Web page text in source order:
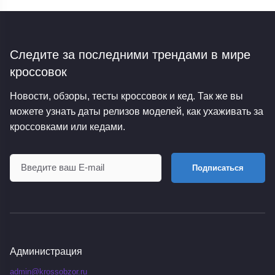
Следите за последними трендами в мире
кроссовок
Новости, обзоры, тесты кроссовок и кед. Так же вы
можете узнать даты релизов моделей, как ухаживать за
кроссовками или кедами.
Подписаться
Администрация
admin@krossobzor.ru